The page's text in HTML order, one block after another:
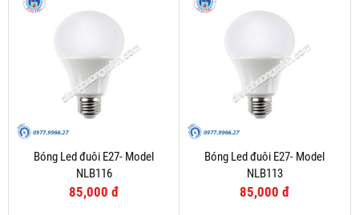
Bóng Led đuôi E27- Model
NLB116
85,000 đ
Bóng Led đuôi E27- Model
NLB113
85,000 đ